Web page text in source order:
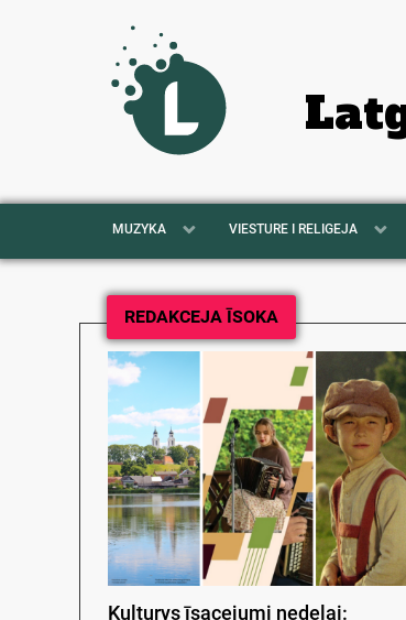
MUZYKA VIESTURE I RELIGEJA
REDAKCEJA ĪSOKA
Kulturys īsacejumi nedeļai: